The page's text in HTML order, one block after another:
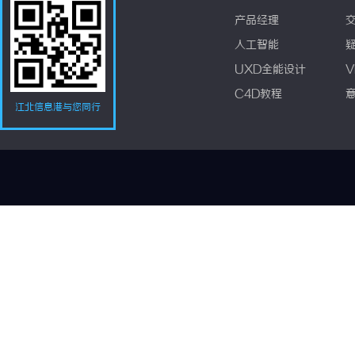
江北信息港与您同行
产品经理
人工智能
UXD全能设计
C4D教程